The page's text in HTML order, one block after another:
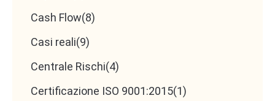
Cash Flow(8)
Casi reali(9)
Centrale Rischi(4)
Certificazione ISO 9001:2015(1)